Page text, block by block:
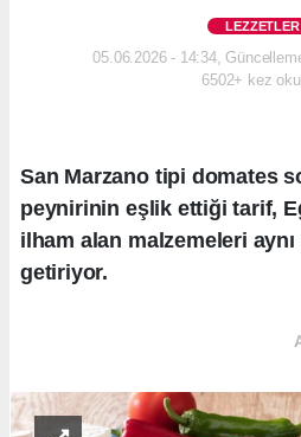
LEZZETLER
05.06.2026 - 14:34,
6502+ kez
San Marzano tipi domates
peynirinin eşlik ettiği tarif,
ilham alan malzemeleri
getiriyor.